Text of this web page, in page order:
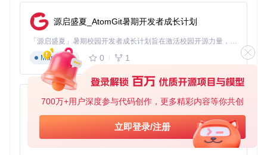
700万+用户深度参与代码创作，更多精彩内容等你共创
立即登录/注册
源启盛夏_AtomGit暑期开发者成长计划
「源启盛夏」暑期校园开发者成长计划旨在激活校园开源力量，通过积分激励、认证扶持、资源倾斜等形式，引导高校组织和开发者完成「入驻 — 建项目 — 做贡献 — 获认证 — 得资源」的完整闭环。无论你是想带领社团入驻平台的组织者，还是希望用代码贡献证明自己的开发者，都能在这里找到属于你的成长路径。
Markdown
0 1
py-xiaozhi
基于Python的Xiaozhi AI，适用于想要完整Xiaozhi体验而无需拥有专用硬件的用户。
Python
0 1